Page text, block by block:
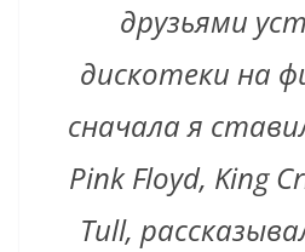
друзьями
дискотеки на
сначала я
Pink Floyd, King
Tull,